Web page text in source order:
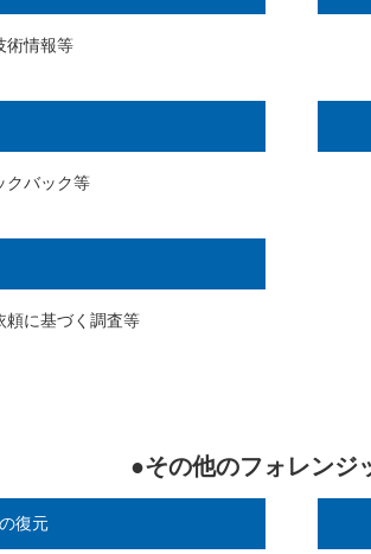
術情報等
クバック等
頼に基づく調査等
●その他のフォレンジ
復元